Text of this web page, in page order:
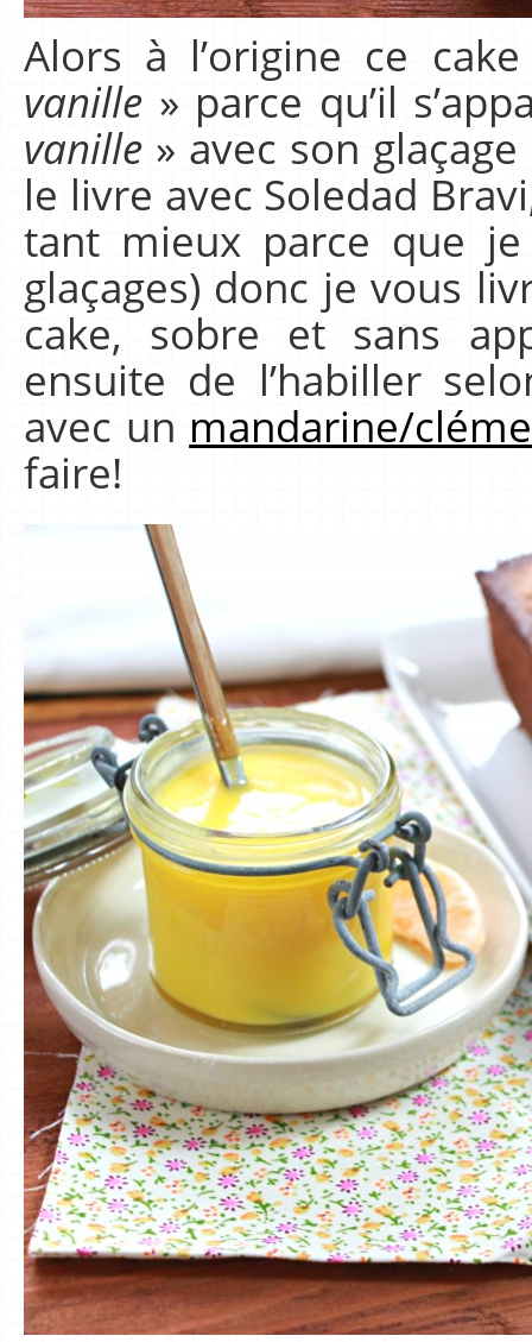
Alors à l’origine ce
vanille » parce qu’il
vanille » avec son
le livre avec Soledad
tant mieux parce que
glaçages) donc je vous
cake, sobre et sans
ensuite de l’habiller
avec un mandarine/
faire!